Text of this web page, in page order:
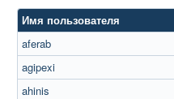
Имя пользователя
aferab
agipexi
ahinis